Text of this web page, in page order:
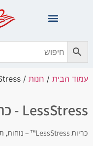
עמוד הבית / חנות / LessStress - כרית לפצעי לחץ
LessStress - כרית לפצעי לחץ
כריות LessStress™ – נוחות, תמיכה ומניעת פצעי לחץ